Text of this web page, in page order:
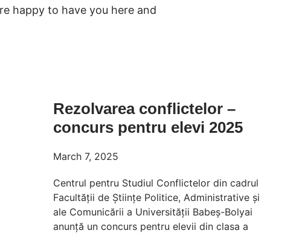
happy to have you here and
Rezolvarea conflictelor –
concurs pentru elevi 2025
March 7, 2025
Centrul pentru Studiul Conflictelor din cadrul
Facultății de Științe Politice, Administrative și
ale Comunicării a Universității Babeș-Bolyai
anunță un concurs pentru elevii din clasa a